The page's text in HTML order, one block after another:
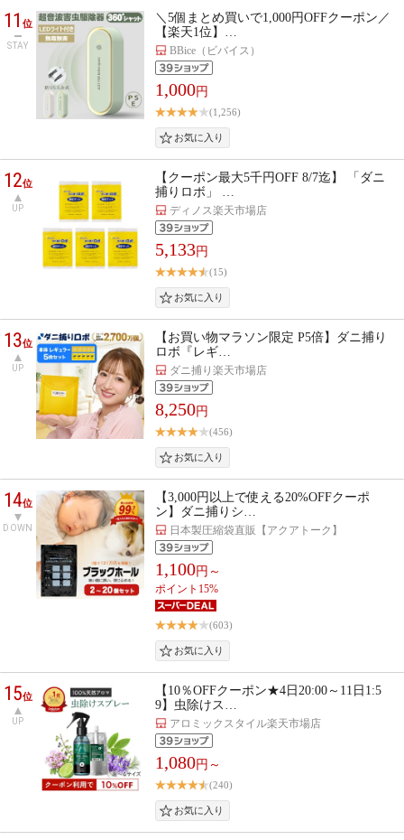
11位
STAY
＼5個まとめ買いで1,000円OFFクーポン／
【楽天1位】…
BBice（ビバイス）
1,000円
(1,256)
12位
UP
【クーポン最大5千円OFF 8/7迄】 「ダニ
捕りロボ」 …
ディノス楽天市場店
5,133円
(15)
13位
UP
【お買い物マラソン限定 P5倍】ダニ捕り
ロボ『レギ…
ダニ捕り楽天市場店
8,250円
(456)
14位
DOWN
【3,000円以上で使える20%OFFクーポ
ン】ダニ捕りシ…
日本製圧縮袋直販【アクアトーク】
1,100円～
ポイント15%
(603)
15位
UP
【10％OFFクーポン★4日20:00～11日1:5
9】虫除けス…
アロミックスタイル楽天市場店
1,080円～
(240)